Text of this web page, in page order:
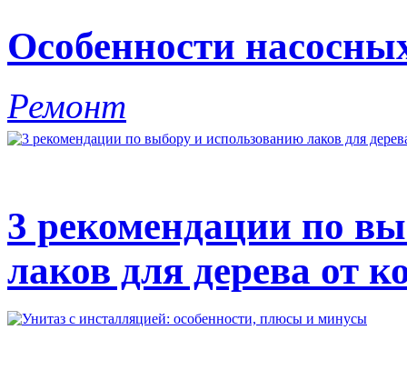
Особенности
Ремонт
3 рекомендации по
лаков для дерева от